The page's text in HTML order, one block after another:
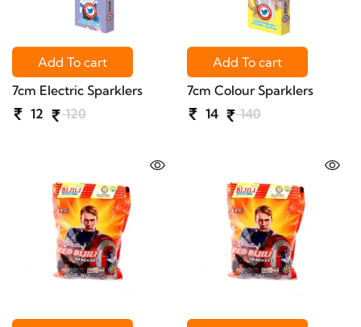
Add To cart
7cm Electric Sparklers
12
120
Add To cart
7cm Colour Sparklers
14
140